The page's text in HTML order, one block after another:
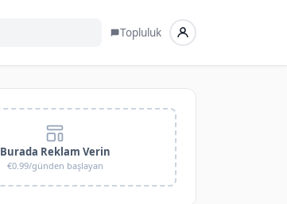
Topluluk
Burada Reklam Verin
€0.99/günden başlayan